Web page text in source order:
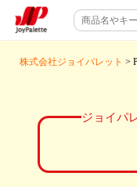
株式会社ジョイパレット >
ジョイパ